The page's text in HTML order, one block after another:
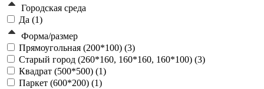
Городская среда
Да (1)
Форма/размер
Прямоугольная (200*100) (3)
Старый город (260*160, 160*160, 160*100) (3)
Квадрат (500*500) (1)
Паркет (600*200) (1)